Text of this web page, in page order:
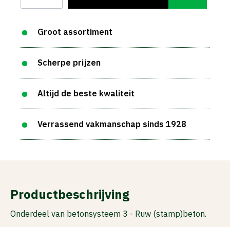
Groot assortiment
Scherpe prijzen
Altijd de beste kwaliteit
Verrassend vakmanschap sinds 1928
Productbeschrijving
Onderdeel van betonsysteem 3 - Ruw (stamp)beton.